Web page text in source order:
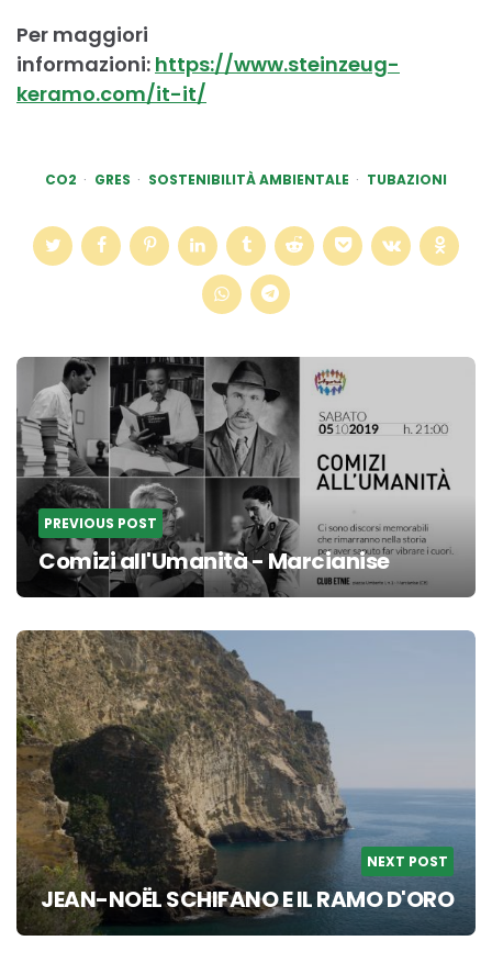
Per maggiori
informazioni: https://www.steinzeug-
keramo.com/it-it/
CO2 GRES SOSTENIBILITÀ AMBIENTALE TUBAZIONI
Post
navigation
PREVIOUS POST
Comizi all'Umanità - Marcianise
NEXT POST
JEAN-NOËL SCHIFANO E IL RAMO D'ORO